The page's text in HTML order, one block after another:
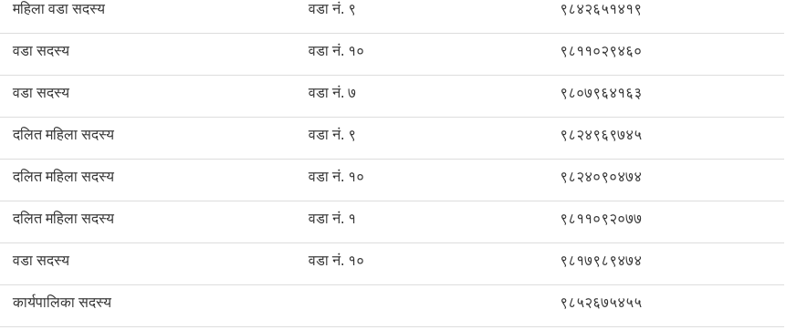
महिला वडा सदस्य वडा नं. ९ ९८४२६५१४१९
वडा सदस्य वडा नं. १० ९८११०२९४६०
वडा सदस्य वडा नं. ७ ९८०७९६४१६३
दलित महिला सदस्य वडा नं. ९ ९८२४९६९७४५
दलित महिला सदस्य वडा नं. १० ९८२४०९०४७४
दलित महिला सदस्य वडा नं. १ ९८११०९२०७७
वडा सदस्य वडा नं. १० ९८१७९८९४७४
कार्यपालिका सदस्य ९८५२६७५४५५